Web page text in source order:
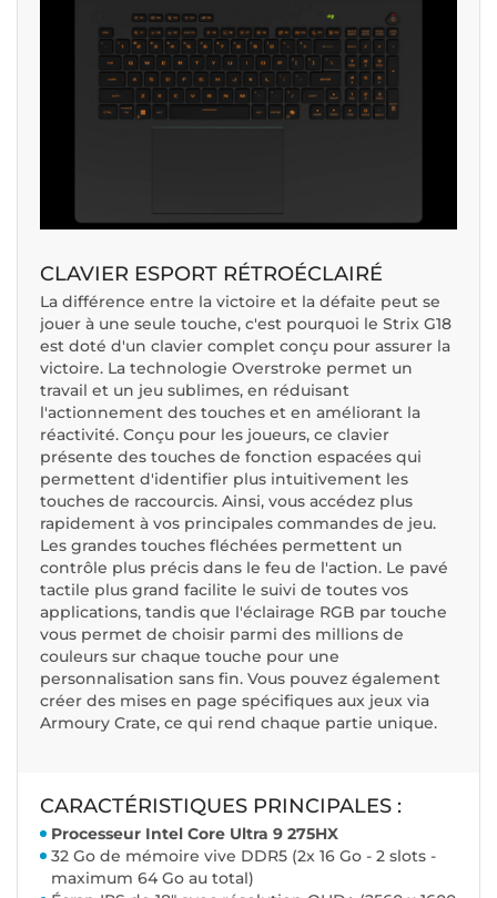
CLAVIER ESPORT RÉTROÉCLAIRÉ
La différence entre la victoire et la défaite peut se
jouer à une seule touche, c'est pourquoi le Strix G18
est doté d'un clavier complet conçu pour assurer la
victoire. La technologie Overstroke permet un
travail et un jeu sublimes, en réduisant
l'actionnement des touches et en améliorant la
réactivité. Conçu pour les joueurs, ce clavier
présente des touches de fonction espacées qui
permettent d'identifier plus intuitivement les
touches de raccourcis. Ainsi, vous accédez plus
rapidement à vos principales commandes de jeu.
Les grandes touches fléchées permettent un
contrôle plus précis dans le feu de l'action. Le pavé
tactile plus grand facilite le suivi de toutes vos
applications, tandis que l'éclairage RGB par touche
vous permet de choisir parmi des millions de
couleurs sur chaque touche pour une
personnalisation sans fin. Vous pouvez également
créer des mises en page spécifiques aux jeux via
Armoury Crate, ce qui rend chaque partie unique.
CARACTÉRISTIQUES PRINCIPALES :
Processeur Intel Core Ultra 9 275HX
32 Go de mémoire vive DDR5 (2x 16 Go - 2 slots -
maximum 64 Go au total)